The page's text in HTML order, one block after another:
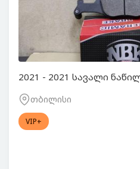
2021 - 2021 სავალი
თბილისი
VIP+